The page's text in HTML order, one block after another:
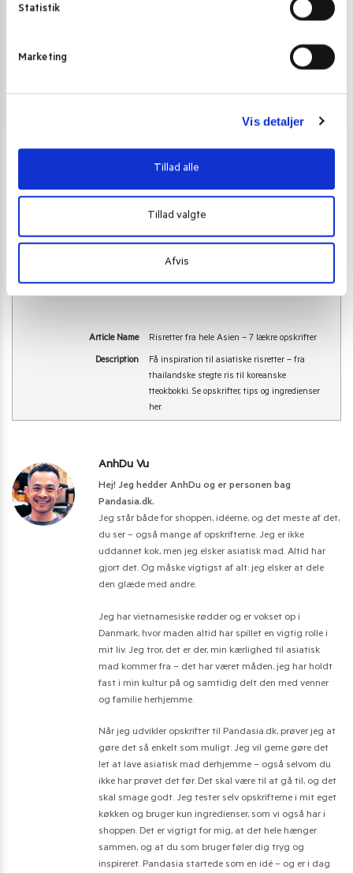
Statistik
Marketing
Vis detaljer
Tillad alle
Tillad valgte
Afvis
Shinode japansk sushi ris 1kg
Summary
Article Name Risretter fra hele Asien – 7 lækre opskrifter
Description
Få inspiration til asiatiske risretter – fra
thailandske stegte ris til koreanske
tteokbokki. Se opskrifter, tips og ingredienser
her.
AnhDu Vu
Hej! Jeg hedder AnhDu og er personen bag
Pandasia.dk.
Jeg står både for shoppen, idéerne, og det meste af det,
du ser – også mange af opskrifterne. Jeg er ikke
uddannet kok, men jeg elsker asiatisk mad. Altid har
gjort det. Og måske vigtigst af alt: jeg elsker at dele
den glæde med andre.
Jeg har vietnamesiske rødder og er vokset op i
Danmark, hvor maden altid har spillet en vigtig rolle i
mit liv. Jeg tror, det er der, min kærlighed til asiatisk
mad kommer fra – det har været måden, jeg har holdt
fast i min kultur på og samtidig delt den med venner
og familie herhjemme.
Når jeg udvikler opskrifter til Pandasia.dk, prøver jeg at
gøre det så enkelt som muligt. Jeg vil gerne gøre det
let at lave asiatisk mad derhjemme – også selvom du
ikke har prøvet det før. Det skal være til at gå til, og det
skal smage godt. Jeg tester selv opskrifterne i mit eget
køkken og bruger kun ingredienser, som vi også har i
shoppen. Det er vigtigt for mig, at det hele hænger
sammen, og at du som bruger føler dig tryg og
inspireret. Pandasia startede som en idé – og er i dag